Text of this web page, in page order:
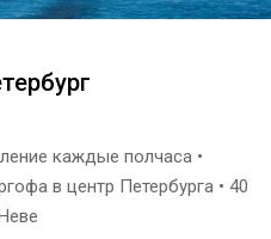
каждые полчаса •
в центр Петербурга • 40